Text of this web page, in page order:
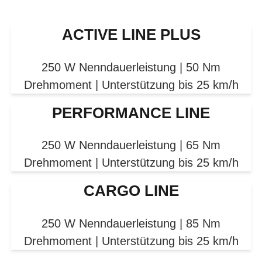
ACTIVE LINE PLUS
250 W Nenndauerleistung | 50 Nm
Drehmoment | Unterstützung bis 25 km/h
PERFORMANCE LINE
250 W Nenndauerleistung | 65 Nm
Drehmoment | Unterstützung bis 25 km/h
CARGO LINE
250 W Nenndauerleistung | 85 Nm
Drehmoment | Unterstützung bis 25 km/h